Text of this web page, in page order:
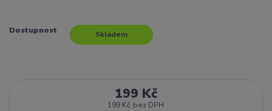
Dostupnost Skladem
199 Kč
199 Kč bez DPH